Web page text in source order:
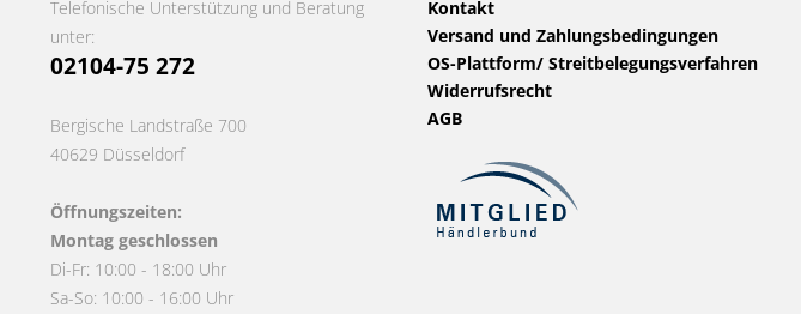
Telefonische Unterstützung und Beratung
unter:
02104-75 272
Bergische Landstraße 700
40629 Düsseldorf
Öffnungszeiten:
Montag geschlossen
Di-Fr: 10:00 - 18:00 Uhr
Sa-So: 10:00 - 16:00 Uhr
Kontakt
Versand und Zahlungsbedingungen
OS-Plattform/ Streitbelegungsverfahren
Widerrufsrecht
AGB